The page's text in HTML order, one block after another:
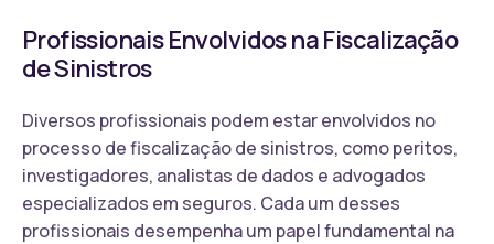
Profissionais Envolvidos na Fiscalização
de Sinistros
Diversos profissionais podem estar envolvidos no
processo de fiscalização de sinistros, como peritos,
investigadores, analistas de dados e advogados
especializados em seguros. Cada um desses
profissionais desempenha um papel fundamental na